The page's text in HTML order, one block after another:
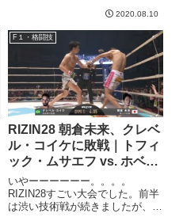
ごいプレッシャーだったと思いま
す。格闘家としてもYoutuberとし
ても絶対に負けられない戦いで、
相手は実力者の扇久保選...
2020.08.10
F１・格闘技
RIZIN28 朝倉未来、クレベ
ル・コイケに敗戦｜トフィ
ック・ムサエフ vs. ホベル
ト・サトシ・ソウザ戦感想
いやーーーーーー。。。。
RIZIN28すごい大会でした。前半
は渋い技術戦が続きましたが、後